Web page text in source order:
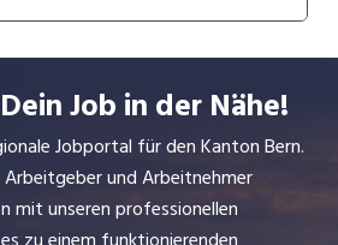
Job in der Nähe!
Jobportal für den Kanton Bern.
und Arbeitnehmer
mit unseren professionellen